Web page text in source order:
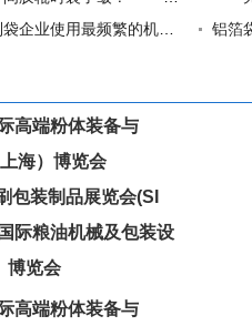
铝箔
高端粉体装备与
海）博览会
包装制品展览会(SI
际粮油机械及包装设
博览会
高端粉体装备与